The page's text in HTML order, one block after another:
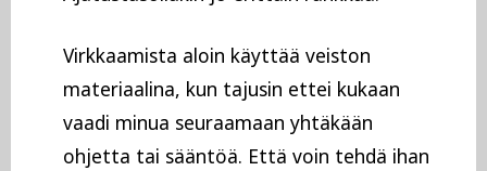
Virkkaamista aloin käyttää veiston
materiaalina, kun tajusin ettei kukaan
vaadi minua seuraamaan yhtäkään
ohjetta tai sääntöä. Että voin tehdä ihan